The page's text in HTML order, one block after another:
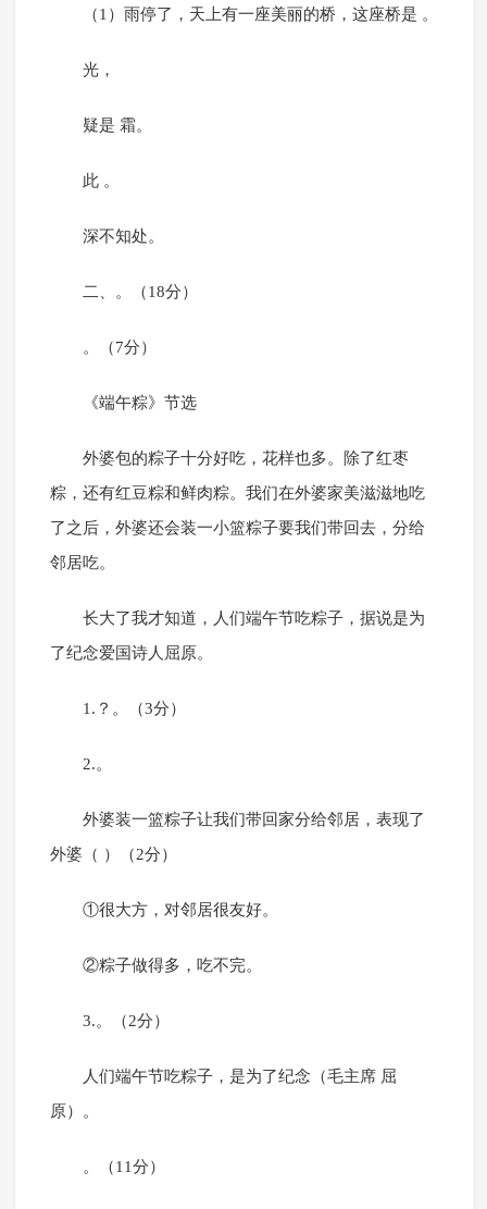
（1）雨停了，天上有一座美丽的桥，这座桥是 。
光，
疑是 霜。
此 。
深不知处。
二、。（18分）
。（7分）
《端午粽》节选
外婆包的粽子十分好吃，花样也多。除了红枣
粽，还有红豆粽和鲜肉粽。我们在外婆家美滋滋地吃
了之后，外婆还会装一小篮粽子要我们带回去，分给
邻居吃。
长大了我才知道，人们端午节吃粽子，据说是为
了纪念爱国诗人屈原。
1.？。（3分）
2.。
外婆装一篮粽子让我们带回家分给邻居，表现了
外婆（ ）（2分）
①很大方，对邻居很友好。
②粽子做得多，吃不完。
3.。（2分）
人们端午节吃粽子，是为了纪念（毛主席 屈
原）。
。（11分）